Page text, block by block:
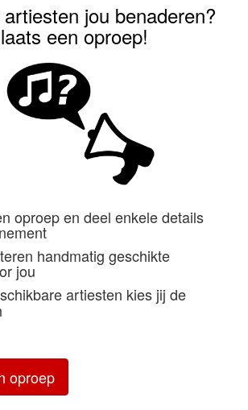
jou benaderen?
een oproep!
oproep en deel enkele details
handmatig geschikte
jou
artiesten kies jij de
oproep